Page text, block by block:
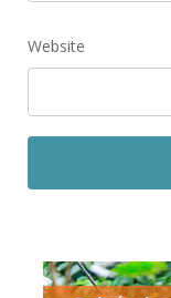
Website